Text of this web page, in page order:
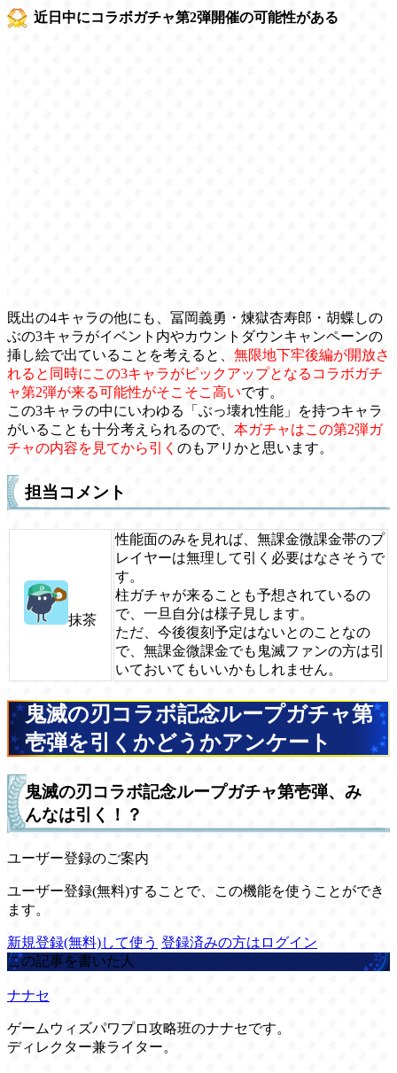
近日中にコラボガチャ第2弾開催の可能性がある
既出の4キャラの他にも、冨岡義勇・煉獄杏寿郎・胡蝶しの
ぶの3キャラがイベント内やカウントダウンキャンペーンの
挿し絵で出ていることを考えると、 無限地下牢後編が開放さ
れると同時にこの3キャラがピックアップとなるコラボガチ
ャ第2弾が来る可能性がそこそこ高いです。
この3キャラの中にいわゆる「ぶっ壊れ性能」を持つキャラ
がいることも十分考えられるので、 本ガチャはこの第2弾ガ
チャの内容を見てから引く のもアリかと思います。
担当コメント
抹茶
性能面のみを見れば、無課金微課金帯のプ
レイヤーは無理して引く必要はなさそうで
す。
柱ガチャが来ることも予想されているの
で、一旦自分は様子見します。
ただ、今後復刻予定はないとのことなの
で、無課金微課金でも鬼滅ファンの方は引
いておいてもいいかもしれません。
鬼滅の刃コラボ記念ループガチャ第
壱弾を引くかどうかアンケート
鬼滅の刃コラボ記念ループガチャ第壱弾、み
んなは引く！？
ユーザー登録のご案内
ユーザー登録(無料)することで、この機能を使うことができ
ます。
新規登録(無料)して使う 登録済みの方はログイン
この記事を書いた人
ナナセ
ゲームウィズパワプロ攻略班のナナセです。
ディレクター兼ライター。